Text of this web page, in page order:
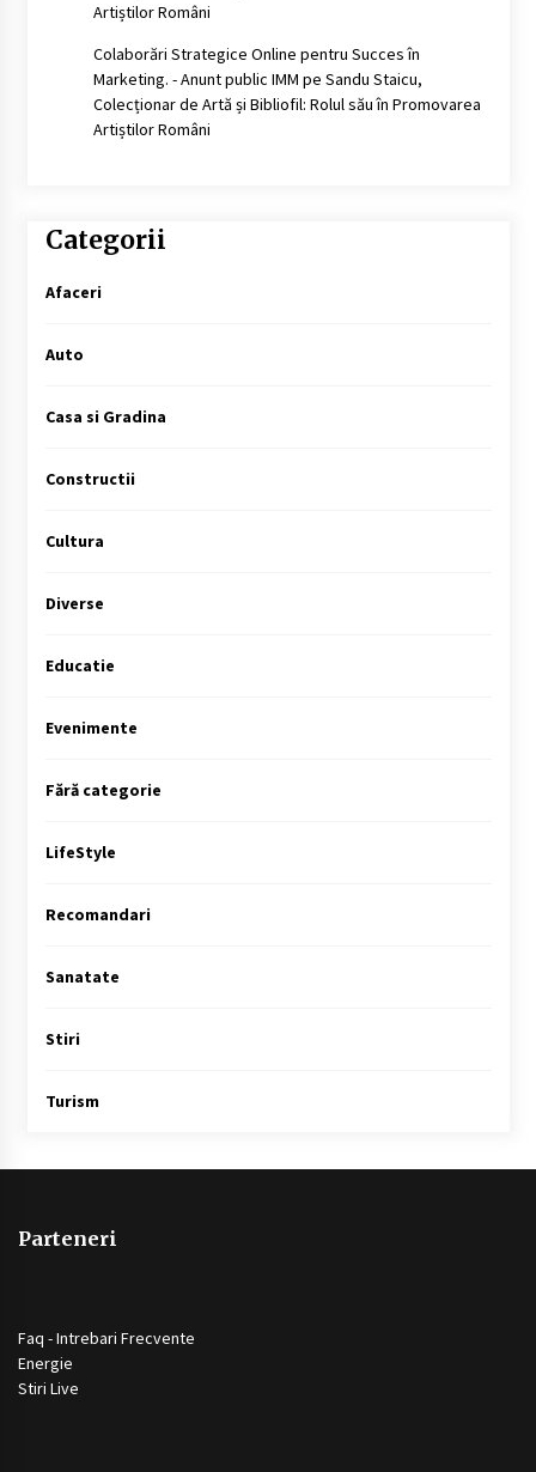
Artiștilor Români
Colaborări Strategice Online pentru Succes în
Marketing. - Anunt public IMM pe Sandu Staicu,
Colecționar de Artă și Bibliofil: Rolul său în Promovarea
Artiștilor Români
Categorii
Afaceri
Auto
Casa si Gradina
Constructii
Cultura
Diverse
Educatie
Evenimente
Fără categorie
LifeStyle
Recomandari
Sanatate
Stiri
Turism
Parteneri
Faq - Intrebari Frecvente
Energie
Stiri Live